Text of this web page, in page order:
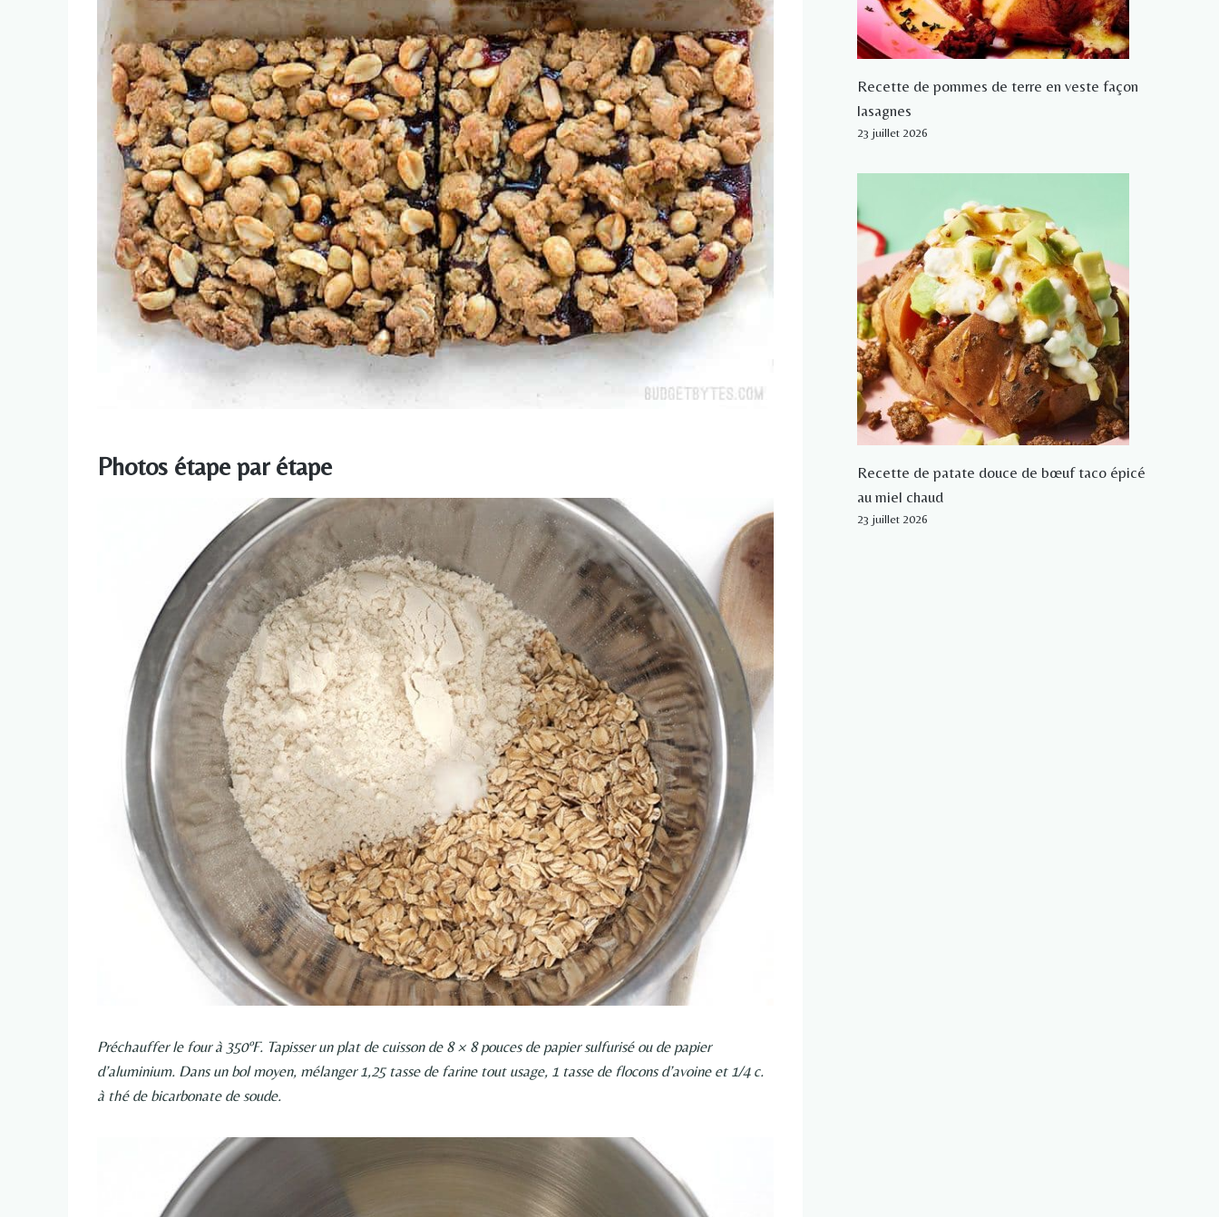
Photos étape par étape
Préchauffer le four à 350ºF. Tapisser un plat de cuisson de 8 × 8 pouces de papier sulfurisé ou de papier
d’aluminium. Dans un bol moyen, mélanger 1,25 tasse de farine tout usage, 1 tasse de flocons d’avoine et 1/4 c.
à thé de bicarbonate de soude.
Recette de pommes de terre en veste façon
lasagnes
23 juillet 2026
Recette de patate douce de bœuf taco épicé
au miel chaud
23 juillet 2026